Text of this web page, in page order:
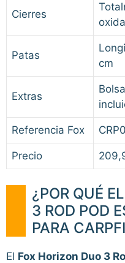
Cierres
Patas
cm
Extras
Referencia Fox
Precio
¿POR QUÉ
3 ROD POD
PARA
El Fox Horizon Duo 3